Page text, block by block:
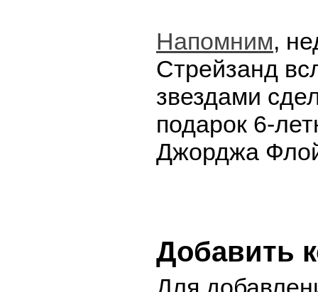
Напомним,
Стрейзанд
звездами
подарок 6-
Джорджа
Добавить